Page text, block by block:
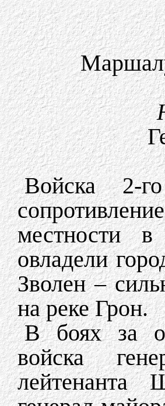
Войска 2-
местности
овладели
Зволен –
на реке Грон.
В боях за
войска
лейтенанта